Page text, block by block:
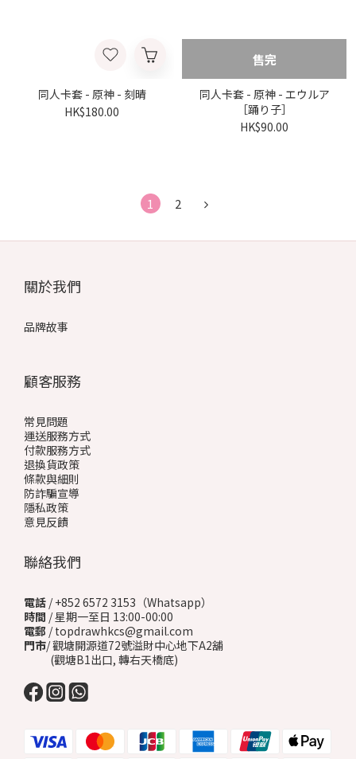
同人卡套 - 原神 - 刻晴
HK$180.00
售完
同人卡套 - 原神 - エウルア
［踊り子］
HK$90.00
1 2
關於我們
品牌故事
顧客服務
常見問題
運送服務方式
付款服務方式
退換貨政策
條款與細則
防詐騙宣導
隱私政策
意見反饋
聯絡我們
電話 / +852 6572 3153（Whatsapp）
時間 / 星期一至日 13:00-00:00
電郵 / topdrawhkcs@gmail.com
門市/ 觀塘開源道72號溢財中心地下A2舖
(觀塘B1出口, 轉右天橋底)